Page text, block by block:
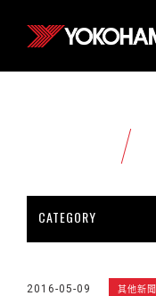
CATEGORY
2016-05-09 其他新聞